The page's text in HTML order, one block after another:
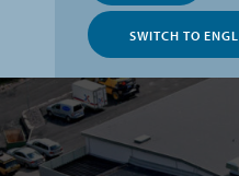
SWITCH TO